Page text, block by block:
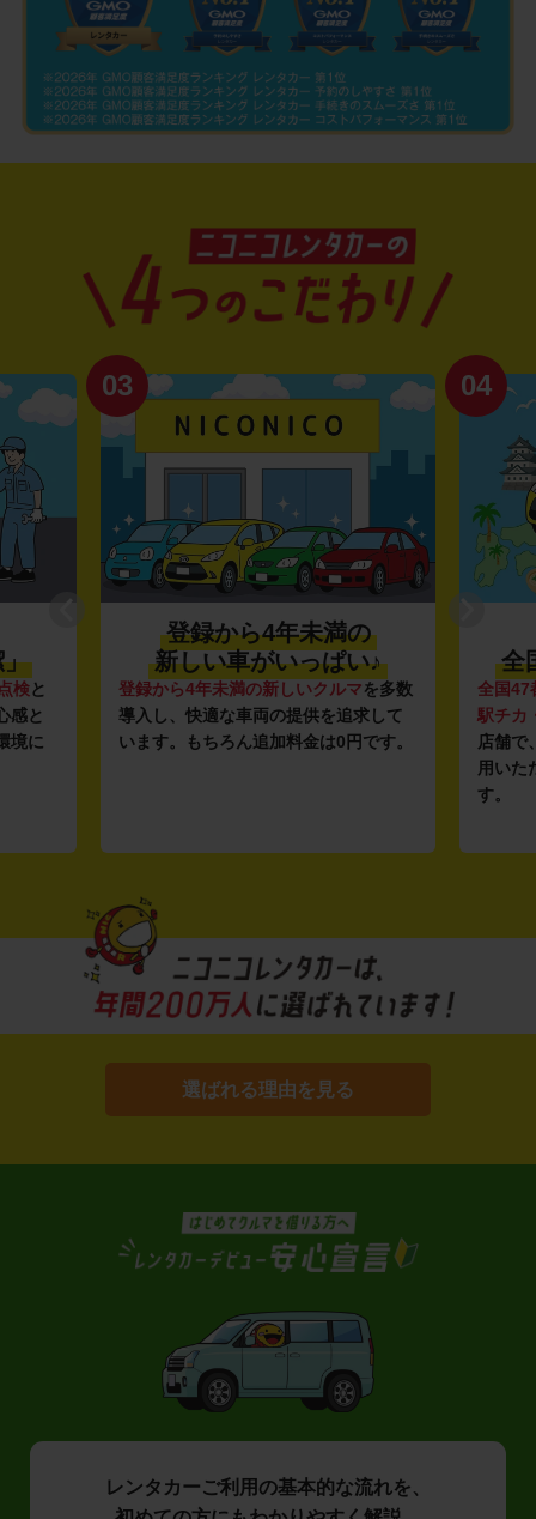
」
検と
感と
境に
03
登録から4年未満の
新しい車がいっぱい♪
登録から4年未満の新しいクルマを多数
導入し、快適な車両の提供を追求して
います。もちろん追加料金は0円です。
04
全
全国47
駅チカ
店舗で
用いた
す。
選ばれる理由を見る
レンタカーご利用の基本的な流れを、